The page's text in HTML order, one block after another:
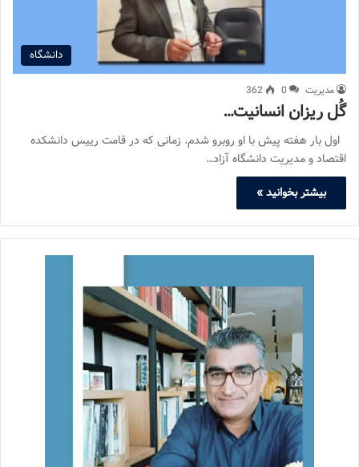
دانشگاه
مدیریت 0
362
گُل ریزان انسانیت…
اول بار هفته پیش با او روبرو شدم. زمانی که در قامت رییس دانشکده
اقتصاد و مدیریت دانشگاه آزاد…
بیشتر بخوانید »